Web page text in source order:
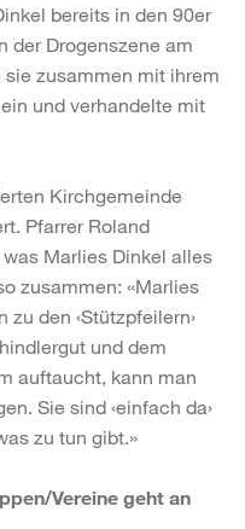
bereits in den 90er
der Drogenszene am
zusammen mit ihrem
und verhandelte mit
Kirchgemeinde
Pfarrer Roland
Marlies Dinkel alles
zusammen: «Marlies
den ‹Stützpfeilern›
und dem
auftaucht, kann man
Sie sind ‹einfach da›
zu tun gibt.»
Vereine geht an